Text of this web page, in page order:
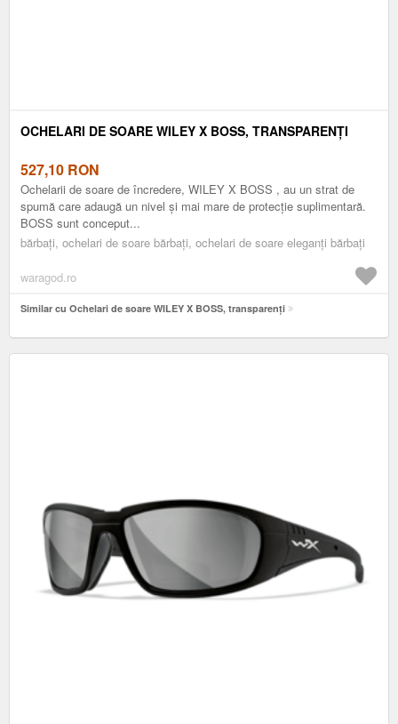
OCHELARI DE SOARE WILEY X BOSS, TRANSPARENȚI
527,10 RON
Ochelarii de soare de încredere, WILEY X BOSS , au un strat de
spumă care adaugă un nivel și mai mare de protecție suplimentară.
BOSS sunt conceput...
bărbați, ochelari de soare bărbați, ochelari de soare eleganți bărbați
waragod.ro
Similar cu Ochelari de soare WILEY X BOSS, transparenți